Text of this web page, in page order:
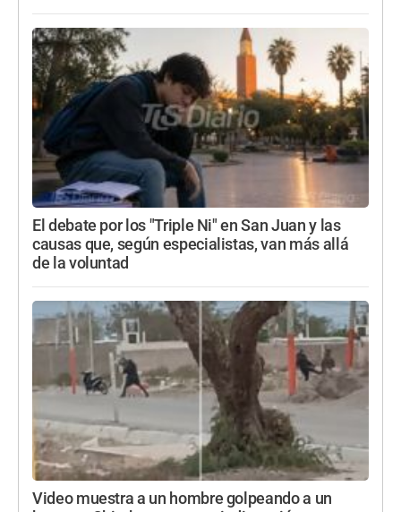
El debate por los "Triple Ni" en San Juan y las
causas que, según especialistas, van más allá
de la voluntad
Video muestra a un hombre golpeando a un